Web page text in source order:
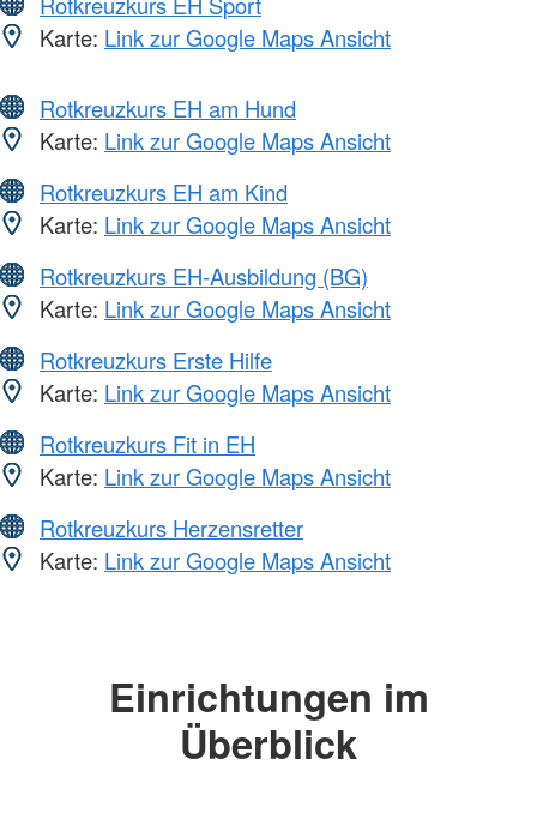
Karte: Link zur Google Maps Ansicht
Rotkreuzkurs EH am Hund
Karte: Link zur Google Maps Ansicht
Rotkreuzkurs EH am Kind
Karte: Link zur Google Maps Ansicht
Rotkreuzkurs EH-Ausbildung (BG)
Karte: Link zur Google Maps Ansicht
Rotkreuzkurs Erste Hilfe
Karte: Link zur Google Maps Ansicht
Rotkreuzkurs Fit in EH
Karte: Link zur Google Maps Ansicht
Rotkreuzkurs Herzensretter
Karte: Link zur Google Maps Ansicht
Einrichtungen im
Überblick